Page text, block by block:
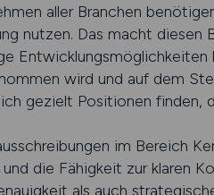
aller Branchen
nutzen. Das macht
wird und auf dem
gezielt Positionen finden,
im Bereich
und die Fähigkeit zur klaren
als auch